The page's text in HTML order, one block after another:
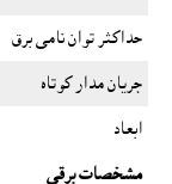
حداکثر توان نامی برق
جريان مدار کوتاه
ابعاد
مشخصات برقى